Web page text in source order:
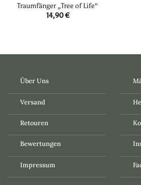
Traumfänger „Tree of Life“
14,90€
Über Uns
Versand
Retouren
Bewertungen
Impressum